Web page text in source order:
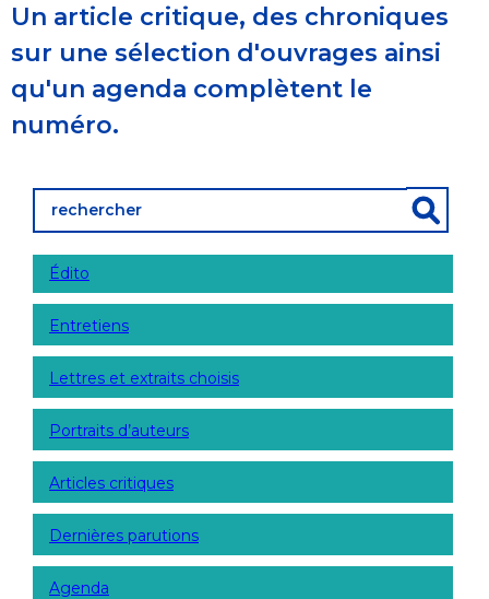
Un article critique, des chroniques
sur une sélection d'ouvrages ainsi
qu'un agenda complètent le
numéro.
Édito
Entretiens
Lettres et extraits choisis
Portraits d’auteurs
Articles critiques
Dernières parutions
Agenda